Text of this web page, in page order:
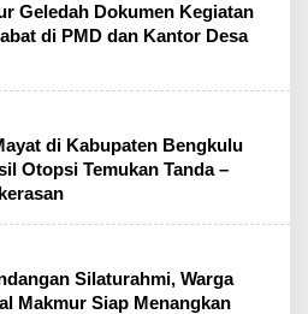
Geledah Dokumen Kegiatan
di PMD dan Kantor Desa
di Kabupaten Bengkulu
Otopsi Temukan Tanda –
Silaturahmi, Warga
Makmur Siap Menangkan